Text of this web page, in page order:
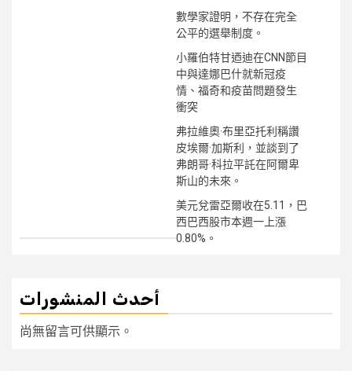
數學家證明，不存在完全
公平的選舉制度。
小羅伯特甘迺迪在CNN節目
中與達娜巴什就新冠疫
情、福奇和疫苗問題發生
衝突
弗拉維奧·布里亞托利稱讚
皮埃爾·加斯利，並談到了
弗朗哥·科拉平託在阿爾卑
斯山的未來。
美元兌雷亞爾收在5.11，巴
西巴西股市本週一上漲
0.80%。
أحدث المنشورات
尚無留言可供顯示。